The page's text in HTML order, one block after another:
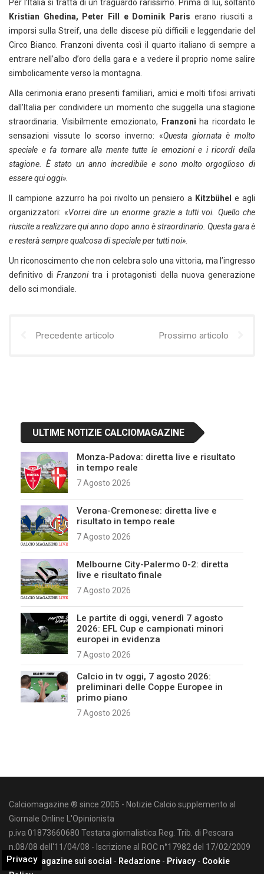
Per l’Italia si tratta di un traguardo rarissimo. Prima di lui, soltanto
Kristian Ghedina, Peter Fill e Dominik Paris erano riusciti a
imporsi sulla Streif, una delle discese più difficili e leggendarie del
Circo Bianco. Franzoni diventa così il quarto italiano di sempre a
entrare nell’albo d’oro della gara e a vedere il proprio nome salire
simbolicamente verso la montagna.
Alla cerimonia erano presenti familiari, amici e molti tifosi arrivati
dall’Italia per condividere un momento che suggella una stagione
straordinaria. Visibilmente emozionato, Franzoni ha ricordato le
sensazioni vissute lo scorso inverno: «Questa giornata è molto
speciale e fa tornare alla mente tutte le emozioni e i ricordi della
stagione. È stato un anno incredibile e sono molto orgoglioso di
essere qui oggi».
Il campione azzurro ha poi rivolto un pensiero a Kitzbühel e agli
organizzatori: «Vorrei dire un enorme grazie a tutti voi. Quello che
riuscite a realizzare qui anno dopo anno è straordinario. Questa gara è
e resterà sempre qualcosa di speciale per tutti noi».
Un riconoscimento che non celebra solo una vittoria, ma l’ingresso
definitivo diFranzonitra i protagonisti della nuova generazione
dello sci mondiale.
Precedente articolo Prossimo articolo
ULTIME NOTIZIE CALCIOMAGAZINE
Monza-Padova: diretta live e risultato
in tempo reale
7 Agosto 2026
Verona-Cremonese: diretta live e
risultato in tempo reale
7 Agosto 2026
Melbourne City-Palermo 0-2: diretta
live e risultato finale
7 Agosto 2026
Le partite di oggi, venerdì 7 agosto
2026: EFL Cup e campionati minori
europei in evidenza
7 Agosto 2026
Calcio in tv oggi, 7 agosto 2026:
preliminari delle Coppe Europee in
primo piano
7 Agosto 2026
Calciomagazine ® since 2005 - Notizie Calcio supplemento al
Giornale Online L'Opinionista
p.iva 01873660680 Testata giornalistica Reg. Trib. di Pescara
n.08/08 dell'11/04/08 - Iscrizione al ROC n°17982 del 17/02/2009
Calciomagazine sui social - Redazione - Privacy - Cookie
Privacy